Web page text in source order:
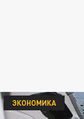
ЭКОНОМИКА